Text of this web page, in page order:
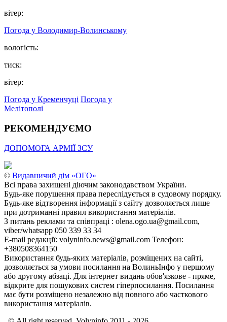
вітер:
Погода у Володимир-Волинському
вологість:
тиск:
вітер:
Погода у Кременчуці Погода у
Мелітополі
РЕКОМЕНДУЄМО
ДОПОМОГА АРМІЇ ЗСУ
© Видавничий дім «ОГО»
Всі права захищені діючим законодавством України.
Будь-яке порушення права переслідується в судовому порядку.
Будь-яке відтворення інформації з сайту дозволяється лише
при дотриманні правил використання матеріалів.
З питань реклами та співпраці : olena.ogo.ua@gmail.com,
viber/whatsapp 050 339 33 34
E-mail редакції: volyninfo.news@gmail.com Телефон:
+380508364150
Використання будь-яких матеріалів, розміщених на сайті,
дозволяється за умови посилання на ВолиньІнфо у першому
або другому абзаці. Для інтернет видань обов'язкове - пряме,
відкрите для пошукових систем гіперпосилання. Посилання
має бути розміщено незалежно від повного або часткового
використання матеріалів.